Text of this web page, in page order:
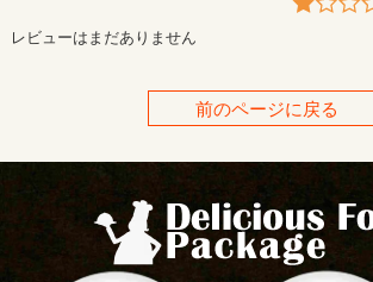
レビューはまだありません
前のページに戻る